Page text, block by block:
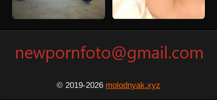
© 2019-2026 molodnyak.xyz